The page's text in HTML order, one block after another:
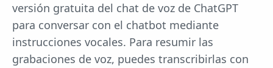
versión gratuita del chat de voz de ChatGPT
para conversar con el chatbot mediante
instrucciones vocales. Para resumir las
grabaciones de voz, puedes transcribirlas con